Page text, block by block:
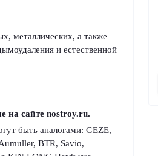
металлических, а также
и естественной
на сайте nostroy.ru.
быть аналогами: GEZE,
BTR, Savio,